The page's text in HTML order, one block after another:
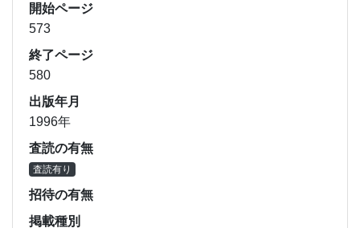
開始ページ
573
終了ページ
580
出版年月
1996年
査読の有無
査読有り
招待の有無
掲載種別